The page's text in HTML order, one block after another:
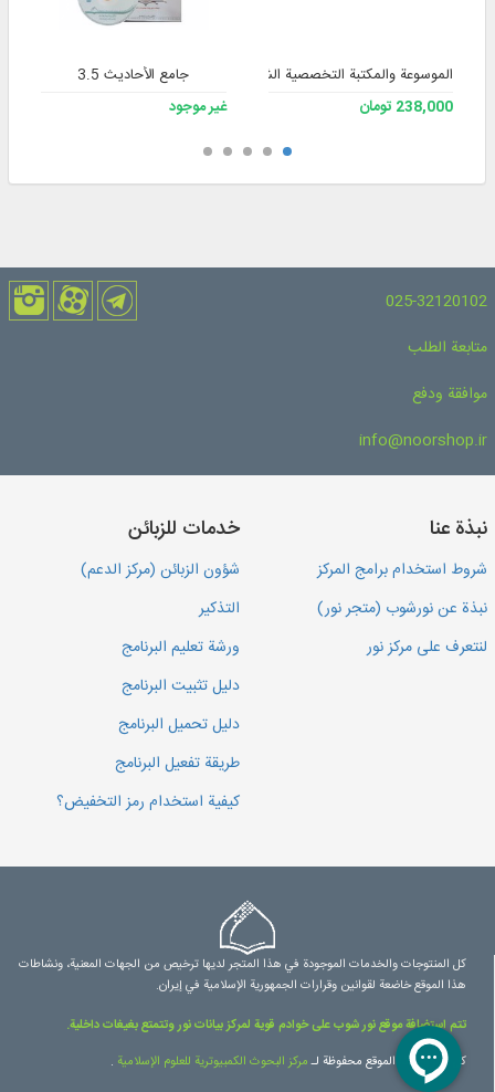
الموسوعة والمكتبة التخصصية الشاملة للفقه 3
238,000 تومان
جامع الأحاديث 3.5
غير موجود
025-32120102
متابعة الطلب
موافقة ودفع
info@noorshop.ir
نبذة عنا
شروط استخدام برامج المركز
نبذة عن نورشوب (متجر نور)
لنتعرف على مركز نور
خدمات للزبائن
شؤون الزبائن (مركز الدعم)
التذكير
ورشة تعليم البرنامج
دليل تثبيت البرنامج
دليل تحميل البرنامج
طريقة تفعيل البرنامج
كيفية استخدام رمز التخفيض؟
كل المنتوجات والخدمات الموجودة في هذا المتجر لديها ترخيص من الجهات المعنية، ونشاطات
هذا الموقع خاضعة لقوانين وقرارات الجمهورية الإسلامية في إيران.
تتم استضافة موقع نور شوب على خوادم قوية لمركز بيانات نور وتتمتع بغيغات داخلية.
كل حقوق هذا الموقع محفوظة لـمرکز البحوث الكمبيوترية للعلوم الإسلامية .